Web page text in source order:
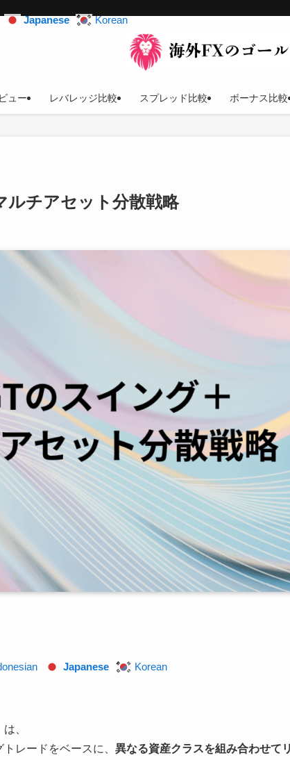
ュー レバレッジ比較 スプレッド比較 ボーナス比較
ルチアセット分散戦略
Japanese Korean
は、
レードをベースに、 異なる資産クラスを組み合わせて
Japanese Korean